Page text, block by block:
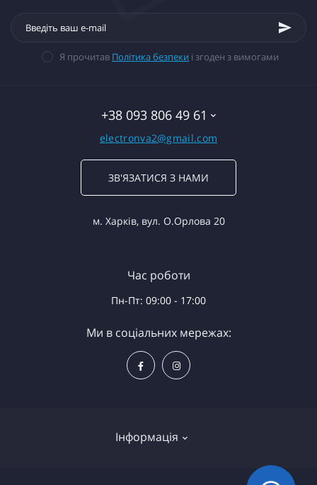
Я прочитав Політика безпеки і згоден з вимогами
+38 093 806 49 61
electronva2@gmail.com
ЗВ'ЯЗАТИСЯ З НАМИ
м. Харків, вул. О.Орлова 20
Інформація
Час роботи
Пн-Пт: 09:00 - 17:00
Ми в соціальних мережах: